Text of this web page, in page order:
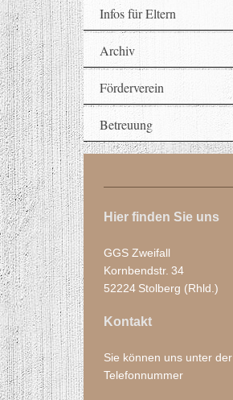
Infos für Eltern
Archiv
Förderverein
Betreuung
Hier finden Sie uns
GGS Zweifall
Kornbendstr. 34
52224 Stolberg (Rhld.)
Kontakt
Sie können uns unter der
Telefonnummer